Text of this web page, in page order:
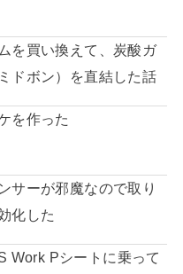
を買い換えて、炭酸ガ
ドボン）を直結した話
を作った
サーが邪魔なので取り
化した
Work Pシートに乗って